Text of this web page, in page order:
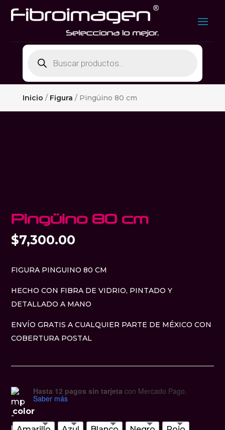
Inicio / Figura / Pingüino 80 cm
Pingüino 80 cm
$7,300.00
FIGURA PINGUINO 80 CM
HECHO CON FIBRA DE VIDRIO, PINTADO Y
DETALLADO A MANO
ENVÍO GRATIS A CUALQUIER PARTE DE MÉXICO CON
COBERTURA POSTAL
Hasta 12 pagos sin tarjeta con Mercado Pago.
Saber más
color